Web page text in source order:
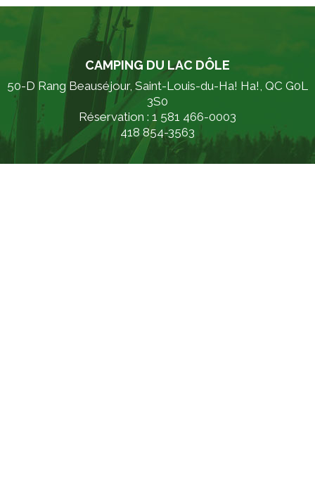
CAMPING DU LAC DÔLE
50-D Rang Beauséjour, Saint-Louis-du-Ha! Ha!, QC G0L
3S0
Réservation : 1 581 466-0003
418 854-3563